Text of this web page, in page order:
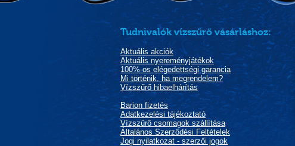
Tudnivalók vízszűrő vásárláshoz:
Aktuális akciók
Aktuális nyereményjátékok
100%-os elégedettségi garancia
Mi történik, ha megrendelem?
Vízszűrő hibaelhárítás
Barion fizetés
Adatkezelési tájékoztató
Vízszűrő csomagok szállítása
Általános Szerződési Feltételek
Jogi nyilatkozat - szerzői jogok